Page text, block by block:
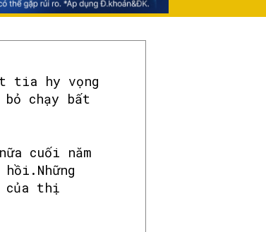
tia hy vọng
chạy bất
cuối năm
của thị